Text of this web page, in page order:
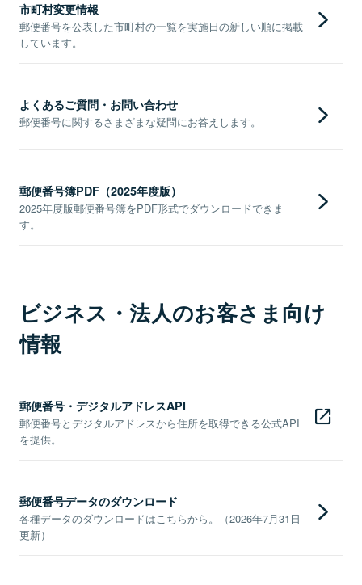
市町村変更情報
郵便番号を公表した市町村の一覧を実施日の新しい順に掲載
しています。
よくあるご質問・お問い合わせ
郵便番号に関するさまざまな疑問にお答えします。
郵便番号簿PDF（2025年度版）
2025年度版郵便番号簿をPDF形式でダウンロードできま
す。
ビジネス・法人のお客さま向け
情報
郵便番号・デジタルアドレスAPI
郵便番号とデジタルアドレスから住所を取得できる公式API
を提供。
郵便番号データのダウンロード
各種データのダウンロードはこちらから。（2026年7月31日
更新）